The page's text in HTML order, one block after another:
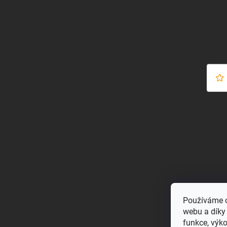
Používáme
webu a
funkce,